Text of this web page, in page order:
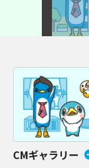
CMギャラリー